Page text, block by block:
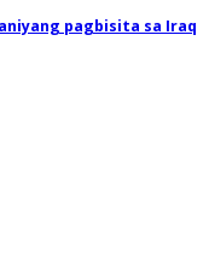
pagbisita sa Iraq